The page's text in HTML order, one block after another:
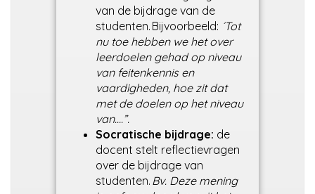
van de bijdrage van de
studenten. Bijvoorbeeld: ´Tot
nu toe hebben we het over
leerdoelen gehad op niveau
van feitenkennis en
vaardigheden, hoe zit dat
met de doelen op het niveau
van….”.
Socratische bijdrage: de
docent stelt reflectievragen
over de bijdrage van
studenten. Bv. Deze mening